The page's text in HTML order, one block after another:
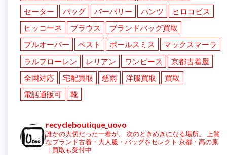
セーター
バッグ バーバリー パンツ
ヒロコビス
ピッコーネ
ブラウス
ブランドバッグ買取
プルオーバー
ベスト ポールスミス
マックスマーラ
ラルフローレン
レリアン ワンピース
京都古着屋
全国対応
宅配買取 慈雨 洋服買取
買取
電話通販可
靴
recycleboutique_uovo
誰かの大切だった一着が、 次のときめきになる場所。
上質
なブランド古着・大人服・バッグをセレクト 京都・高の原
｜買取も受付中